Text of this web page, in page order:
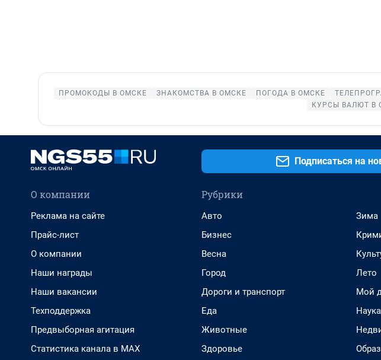
ПРОМОКОДЫ В ОМСКЕ ЗНАКОМСТВА В ОМСКЕ ПОГОДА В ОМСКЕ
КУРСЫ ВАЛЮТ В
Подписаться на
О компании
Реклама на сайте
Прайс-лист
О компании
Наши награды
Наши вакансии
Техподдержка
Предвыборная агитация
Статистика канала в MAX
Рубрики
Авто
Бизнес
Весна
Город
Дороги и транспорт
Еда
Животные
Здоровье
Зима
Лето
Мой
Наука